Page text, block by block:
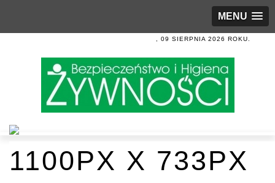
MENU
, 09 SIERPNIA 2026 ROKU.
1100PX X 733PX